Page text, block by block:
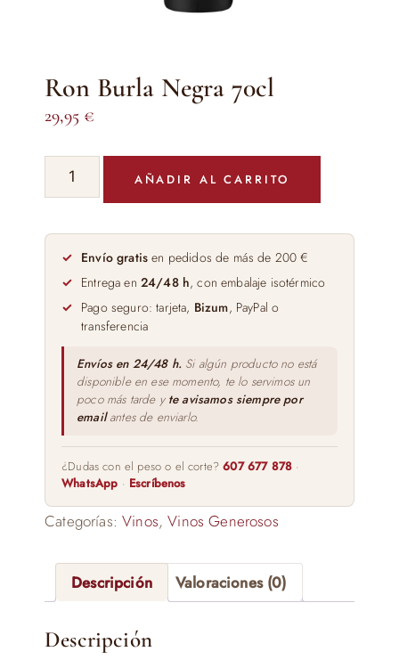
Ron Burla Negra 70cl
29,95 €
Burla
70cl
cantidad
AÑADIR AL CARRITO
Envío gratis en pedidos de más de 200 €
Entrega en 24/48 h, con embalaje isotérmico
Pago seguro: tarjeta, Bizum, PayPal o
transferencia
Envíos en 24/48 h. Si algún producto no está
disponible en ese momento, te lo servimos un
poco más tarde y te avisamos siempre por
emailantes de enviarlo.
¿Dudas con el peso o el corte?607 677 878 ·
WhatsApp · Escríbenos
Categorías:Vinos,Vinos Generosos
Descripción Valoraciones (0)
Descripción